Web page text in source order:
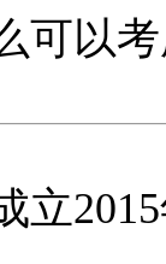
可以
立